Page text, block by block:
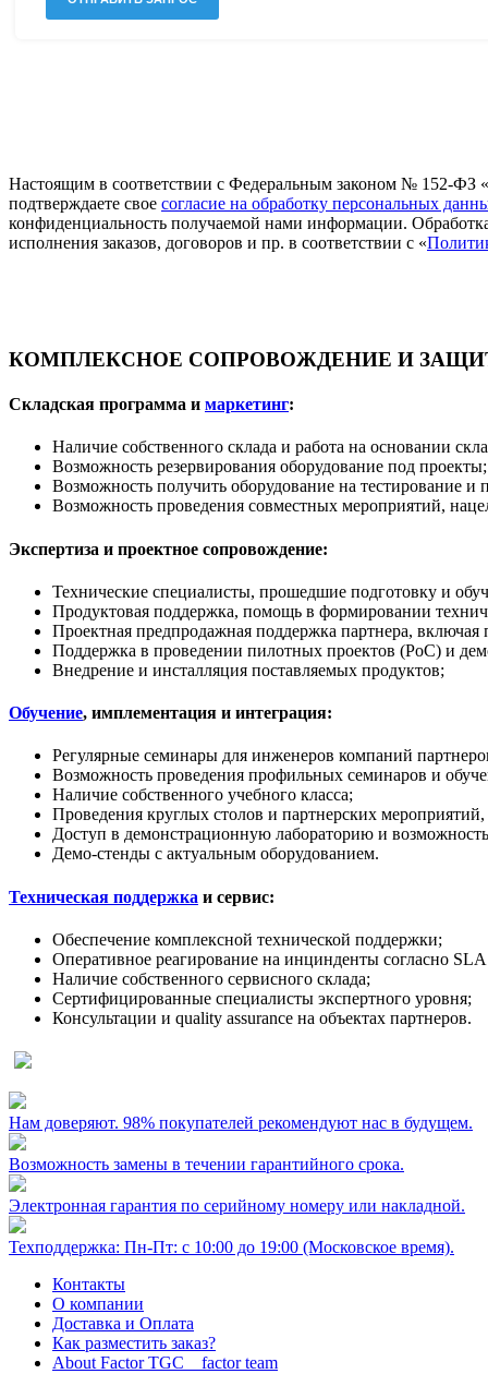
Настоящим в соответствии с Федеральным законом № 152-ФЗ
подтверждаете свое согласие на обработку персональных
конфиденциальность получаемой нами информации.
исполнения заказов, договоров и пр. в соответствии с «
КОМПЛЕКСНОЕ СОПРОВОЖДЕНИЕ И
Складская программа и маркетинг:
Наличие собственного склада и работа на основании
Возможность резервирования оборудование под проекты;
Возможность получить оборудование на тестирование и
Возможность проведения совместных мероприятий,
Экспертиза и проектное сопровождение:
Технические специалисты, прошедшие подготовку и
Продуктовая поддержка, помощь в формировании
Проектная предпродажная поддержка партнера, включая
Поддержка в проведении пилотных проектов (PoC) и
Внедрение и инсталляция поставляемых продуктов;
Обучение, имплементация и интеграция:
Регулярные семинары для инженеров компаний
Возможность проведения профильных семинаров и
Наличие собственного учебного класса;
Проведения круглых столов и партнерских
Доступ в демонстрационную лабораторию и
Демо-стенды с актуальным оборудованием.
Техническая поддержка и сервис:
Обеспечение комплексной технической поддержки;
Оперативное реагирование на инцинденты согласно
Наличие собственного сервисного склада;
Сертифицированные специалисты экспертного уровня;
Консультации и quality assurance на объектах партнеров.
Нам доверяют. 98% покупателей рекомендуют нас в будущем.
Возможность замены в течении гарантийного срока.
Электронная гарантия по серийному номеру или накладной.
Техподдержка: Пн-Пт: с 10:00 до 19:00 (Московское время).
Контакты
О компании
Доставка и Оплата
Как разместить заказ?
About Factor TGC _ factor team